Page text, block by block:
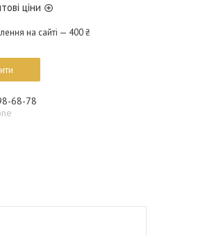
ціни
на сайті — 400 ₴
68-78